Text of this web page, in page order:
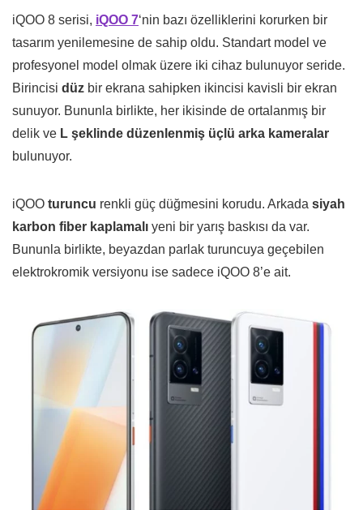
iQOO 8 serisi, iQOO 7‘nin bazı özelliklerini korurken bir
tasarım yenilemesine de sahip oldu. Standart model ve
profesyonel model olmak üzere iki cihaz bulunuyor seride.
Birincisi düz bir ekrana sahipken ikincisi kavisli bir ekran
sunuyor. Bununla birlikte, her ikisinde de ortalanmış bir
delik ve L şeklinde düzenlenmiş üçlü arka kameralar
bulunuyor.
iQOO turuncu renkli güç düğmesini korudu. Arkada siyah
karbon fiber kaplamalı yeni bir yarış baskısı da var.
Bununla birlikte, beyazdan parlak turuncuya geçebilen
elektrokromik versiyonu ise sadece iQOO 8’e ait.